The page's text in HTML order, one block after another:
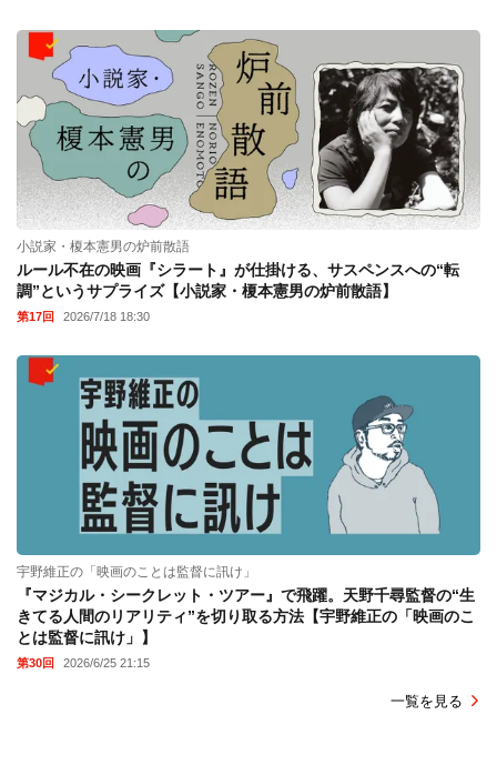
小説家・榎本憲男の炉前散語
ルール不在の映画『シラート』が仕掛ける、サスペンスへの“転
調”というサプライズ【小説家・榎本憲男の炉前散語】
第17回 2026/7/18 18:30
宇野維正の「映画のことは監督に訊け」
『マジカル・シークレット・ツアー』で飛躍。天野千尋監督の“生
きてる人間のリアリティ”を切り取る方法【宇野維正の「映画のこ
とは監督に訊け」】
第30回 2026/6/25 21:15
一覧を見る